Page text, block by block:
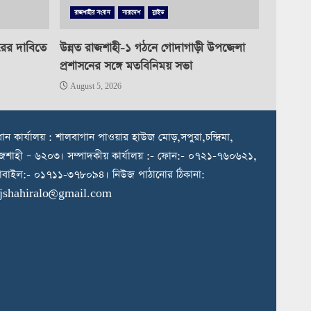
দাবিতে
রাজশাহীর সংবাদ সারাদেশ স্লাইড
উন্নত রাজশাহী-১ গঠনে গোদাগাড়ী উপজেলা
প্রশাসনের সঙ্গে মতবিনিময় সভা
August 5, 2026
কার্যালয় : শালবাগান পাওয়ার হাউজ মোড়,সপুরা,চন্দ্রিমা,
– ৬২০৩। সম্পাদকীয় কার্যালয় :- ফোন:- ০৭২১-৭৬০৬২১,
০১৭১১-৩৭৮০৯৪। নিউজ পাঠানোর ঠিকানা: